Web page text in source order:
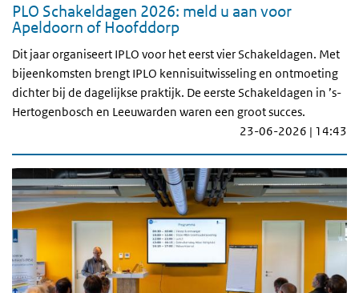
PLO Schakeldagen 2026: meld u aan voor
Apeldoorn of Hoofddorp
Dit jaar organiseert IPLO voor het eerst vier Schakeldagen. Met
bijeenkomsten brengt IPLO kennisuitwisseling en ontmoeting
dichter bij de dagelijkse praktijk. De eerste Schakeldagen in ’s-
Hertogenbosch en Leeuwarden waren een groot succes.
23-06-2026 | 14:43